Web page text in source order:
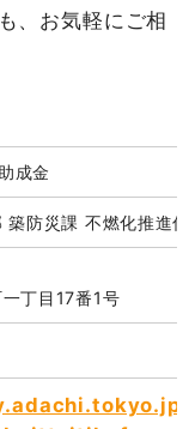
、お気軽にご相
成金
防災課 不燃化推進係
丁目17番1号